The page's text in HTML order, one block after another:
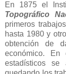
En 1875 el
Topográfico
primeros
hasta 1980 y
obtención de
económico.
estadísticos